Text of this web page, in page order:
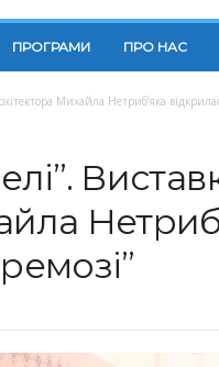
ПРОГРАМИ ПРО НАС
Михайла Нетриб’яка